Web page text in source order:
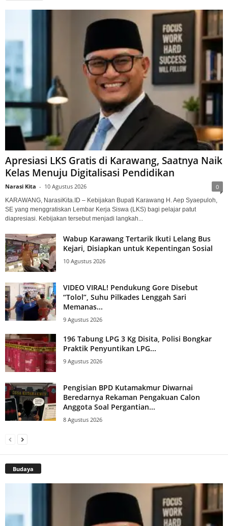
Apresiasi LKS Gratis di Karawang, Saatnya Naik
Kelas Menuju Digitalisasi Pendidikan
Narasi Kita - 10 Agustus 2026 0
KARAWANG, NarasiKita.ID – Kebijakan Bupati Karawang H. Aep Syaepuloh,
SE yang menggratiskan Lembar Kerja Siswa (LKS) bagi pelajar patut
diapresiasi. Kebijakan tersebut menjadi langkah...
Wabup Karawang Tertarik Ikuti Lelang Bus
Kejari, Disiapkan untuk Kepentingan Sosial
10 Agustus 2026
VIDEO VIRAL! Pendukung Gore Disebut
“Tolol”, Suhu Pilkades Lenggah Sari
Memanas...
9 Agustus 2026
196 Tabung LPG 3 Kg Disita, Polisi Bongkar
Praktik Penyuntikan LPG...
9 Agustus 2026
Pengisian BPD Kutamakmur Diwarnai
Beredarnya Rekaman Pengakuan Calon
Anggota Soal Pergantian...
8 Agustus 2026
Budaya